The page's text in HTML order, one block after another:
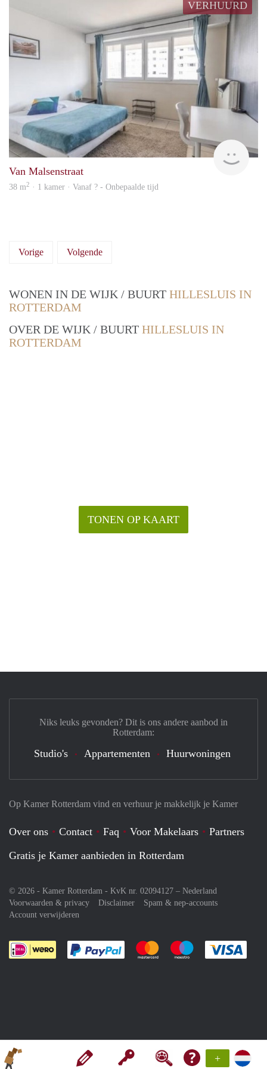
+
VERHUURD
rent
Van Malsenstraat
38 m2 · 1 kamer · Vanaf ? - Onbepaalde tijd
Vorige Volgende
WONEN IN DE WIJK / BUURT HILLESLUIS IN
ROTTERDAM
OVER DE WIJK / BUURT HILLESLUIS IN
ROTTERDAM
TONEN OP KAART
Op Kamer Rotterdam vind en verhuur je makkelijk je Kamer
Over ons Contact Faq Voor Makelaars
Partners
Gratis je Kamer aanbieden in Rotterdam
© 2026 - Kamer Rotterdam - KvK nr. 02094127 – Nederland
Voorwaarden & privacy
Disclaimer
Spam & nep-accounts
Account verwijderen
Je rekent gemakkelijk af met Paypal
Je rekent gemakkelijk af met
Je rekent
Niks leuks gevonden? Dit is ons andere aanbod in
Rotterdam:
Studio's Appartementen Huurwoningen